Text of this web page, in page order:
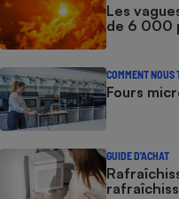
Les
de 6 000
COMMENT NOUS
Fours
GUIDE D'ACHAT